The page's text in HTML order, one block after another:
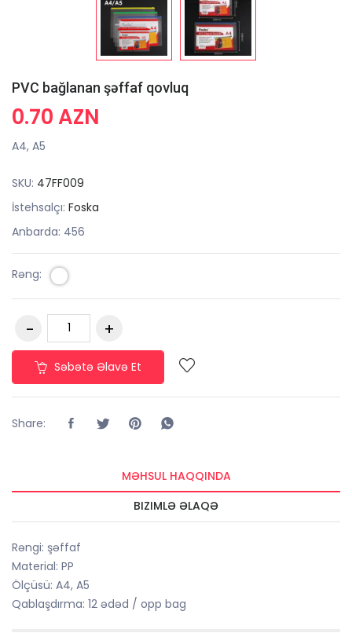
PVC bağlanan şəffaf qovluq
0.70 AZN
A4, A5
SKU: 47FF009
İstehsalçı: Foska
Anbarda: 456
Rəng:
Səbətə Əlavə Et
Share:
MƏHSUL HAQQINDA
BIZIMLƏ ƏLAQƏ
Rəngi: şəffaf
Material: PP
Ölçüsü: A4, A5
Qablaşdırma: 12 ədəd / opp bag